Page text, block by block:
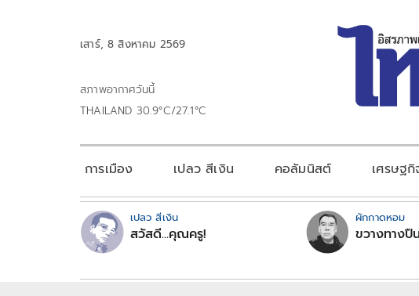
เสาร์, 8 สิงหาคม 2569
สภาพอากาศวันนี้
THAILAND 30.9°C/27.1°C
การเมือง เปลว สีเงิน คอลัมนิสต์ เศรษฐกิ
เปลว สีเงิน
สวัสดี...คุณครู!
ผักกาดหอม
ขวางทางปื